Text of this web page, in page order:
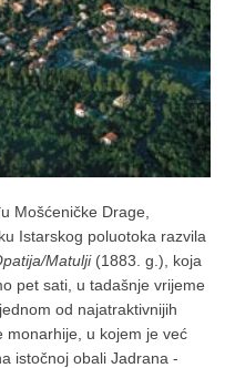
Mošćeničke Drage,
Istarskog poluotoka razvila
Matulji(1883. g.), koja
pet sati, u tadašnje vrijeme
od najatraktivnijih
monarhije, u kojem je već
istočnoj obali Jadrana -